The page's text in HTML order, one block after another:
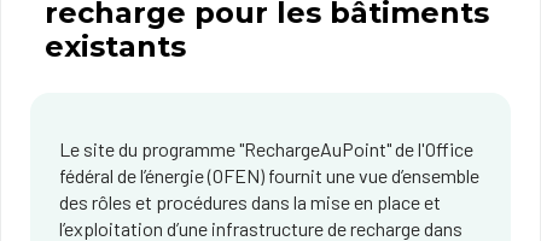
recharge pour les bâtiments
existants
Le site du programme "RechargeAuPoint" de l'Office
fédéral de l’énergie (OFEN) fournit une vue d’ensemble
des rôles et procédures dans la mise en place et
l’exploitation d’une infrastructure de recharge dans